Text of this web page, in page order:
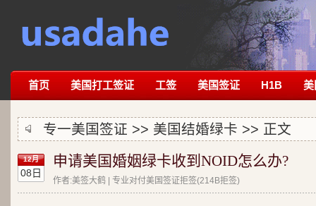
首页 美国打工签证 工签 美国签证 H1B 美
专一美国签证 >> 美国结婚绿卡 >> 正文
12月
08日
申请美国婚姻绿卡收到NOID怎么办?
作者:美签大鹤 | 专业对付美国签证拒签(214B拒签)